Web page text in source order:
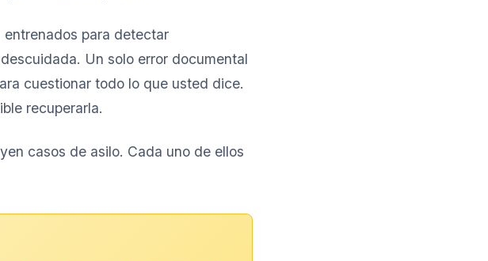
para detectar
Un solo error documental
cuestionar todo lo que usted dice.
recuperarla.
casos de asilo. Cada uno de ellos